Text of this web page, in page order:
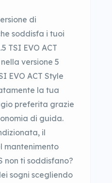
di
soddisfa i tuoi
TSI EVO ACT
versione 5
EVO ACT Style
la tua
preferita grazie
di guida.
il
mantenimento
non ti soddisfano?
sogni scegliendo